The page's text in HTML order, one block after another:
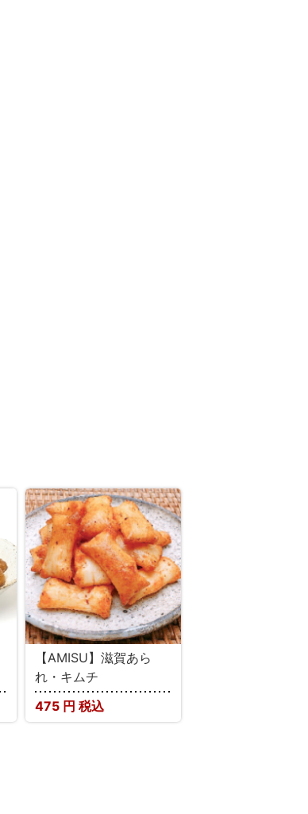
【AMISU】滋賀あら
れ・キムチ
475 円 税込